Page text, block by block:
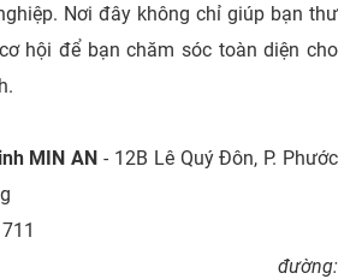
Nơi đây không chỉ giúp bạn thư
hội để bạn chăm sóc toàn diện cho
MIN AN - 12B Lê Quý Đôn, P. Phước
đường: